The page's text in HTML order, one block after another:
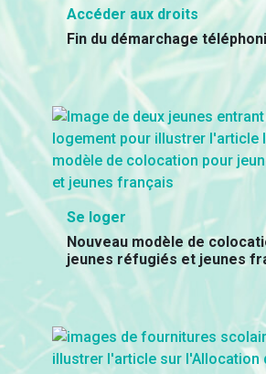
Accéder aux droits
Fin du démarchage
Se loger
Nouveau modèle de
jeunes réfugiés et jeunes